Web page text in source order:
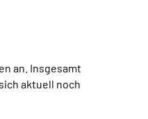
an. Insgesamt
aktuell noch